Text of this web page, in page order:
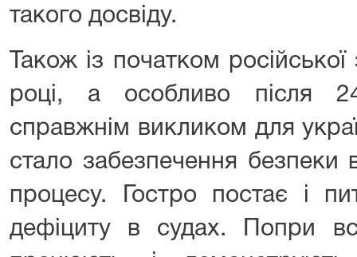
такого досвіду.
Також із початком
році, а особливо після
справжнім викликом для
стало забезпечення безпеки
процесу. Гостро постає і
дефіциту в судах. Попри